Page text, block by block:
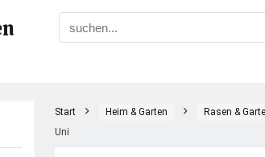
Start Heim & Garten Rasen &
Uni